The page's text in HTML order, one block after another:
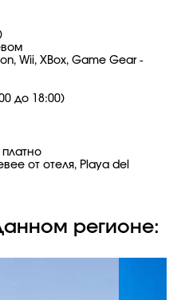
Wii, XBox, Game Gear -
до 18:00)
от отеля, Playa del
регионе: